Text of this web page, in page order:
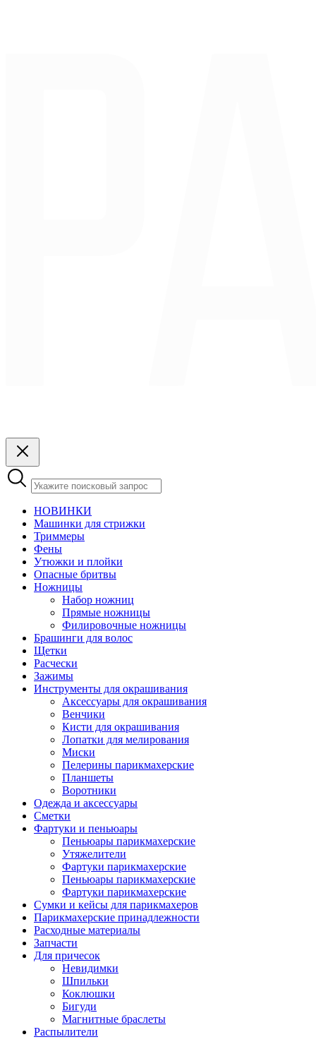
НОВИНКИ
Машинки для стрижки
Триммеры
Фены
Утюжки и плойки
Опасные бритвы
Ножницы
Набор ножниц
Прямые ножницы
Филировочные ножницы
Брашинги для волос
Щетки
Расчески
Зажимы
Инструменты для окрашивания
Аксессуары для окрашивания
Венчики
Кисти для окрашивания
Лопатки для мелирования
Миски
Пелерины парикмахерские
Планшеты
Воротники
Одежда и аксессуары
Сметки
Фартуки и пеньюары
Пеньюары парикмахерские
Утяжелители
Фартуки парикмахерские
Пеньюары парикмахерские
Фартуки парикмахерские
Сумки и кейсы для парикмахеров
Парикмахерские принадлежности
Расходные материалы
Запчасти
Для причесок
Невидимки
Шпильки
Коклюшки
Бигуди
Магнитные браслеты
Распылители